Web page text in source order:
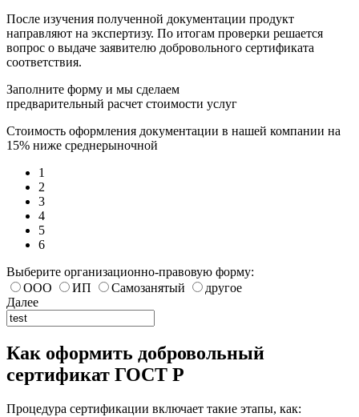
После изучения полученной документации продукт
направляют на экспертизу. По итогам проверки решается
вопрос о выдаче заявителю добровольного сертификата
соответствия.
Заполните форму и мы сделаем
предварительный расчет стоимости услуг
Стоимость оформления документации в нашей компании на
15% ниже среднерыночной
1
2
3
4
5
6
Выберите организационно-правовую форму:
ООО
ИП Самозанятый
другое
Далее
Как оформить добровольный
сертификат ГОСТ Р
Процедура сертификации включает такие этапы, как: